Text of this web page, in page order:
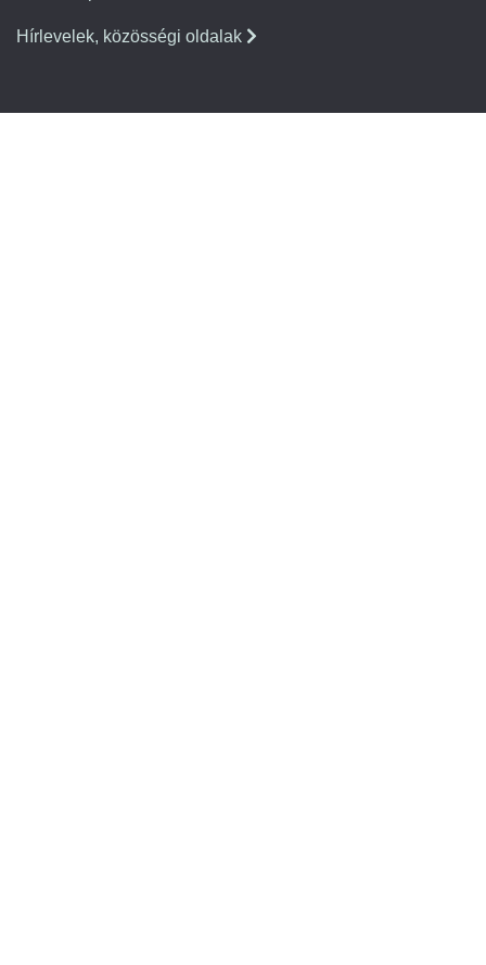
Hírlevelek, közösségi oldalak